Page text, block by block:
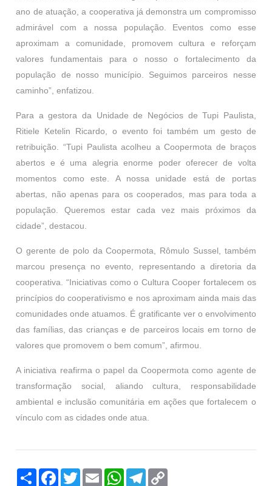
ano de atuação, a cooperativa já demonstra um compromisso
admirável com a nossa população. Eventos como esse
aproximam a comunidade, promovem cultura e reforçam
valores fundamentais para o nosso o fortalecimento da
população de nosso município. Seguimos parceiros nesse
caminho”, enfatizou.
Para a gestora da Unidade de Negócios de Tupi Paulista,
Ritiele Ketelin Ricardo, o evento foi também um gesto de
retribuição. “Tupi Paulista acolheu a Coopermota de braços
abertos e é uma alegria enorme poder oferecer de volta
momentos como este. A nossa unidade está de portas
abertas, não apenas para os cooperados, mas para toda a
população. Queremos estar cada vez mais próximos da
cidade”, destacou.
O gerente de polo da Coopermota, Rômulo Sussel, também
marcou presença no evento, representando a diretoria da
cooperativa. “Iniciativas como o Cultura Cooper fortalecem os
princípios do cooperativismo e nos aproximam ainda mais das
comunidades onde atuamos. É gratificante ver o envolvimento
das famílias, das crianças e de parceiros locais em torno de
valores que promovem o bem comum”, afirmou.
A iniciativa reafirma o papel da Coopermota como agente de
transformação social, aliando cultura, responsabilidade
ambiental e inclusão comunitária em ações que fortalecem o
vínculo com as cidades onde atua.
Compartilhar
Facebook
TwitterEmail WhatsApp
Telegram